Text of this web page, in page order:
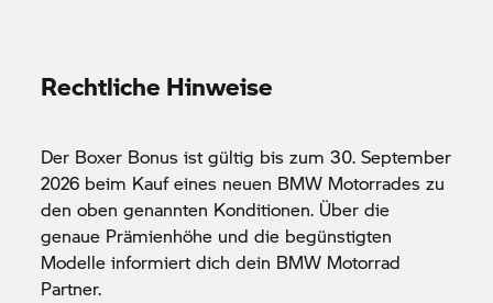
Rechtliche Hinweise
Der Boxer Bonus ist gültig bis zum 30. September
2026 beim Kauf eines neuen BMW Motorrades zu
den oben genannten Konditionen. Über die
genaue Prämienhöhe und die begünstigten
Modelle informiert dich dein BMW Motorrad
Partner.